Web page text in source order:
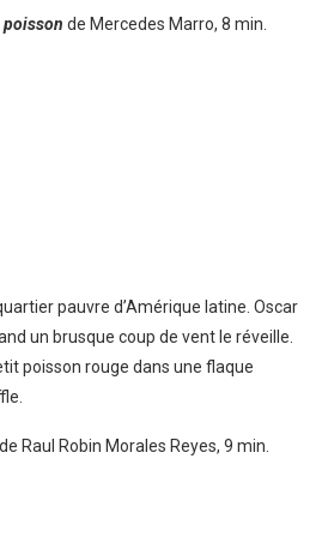
poisson de Mercedes Marro, 8 min.
pauvre d’Amérique latine. Oscar
un brusque coup de vent le réveille.
poisson rouge dans une flaque
de Raul Robin Morales Reyes, 9 min.